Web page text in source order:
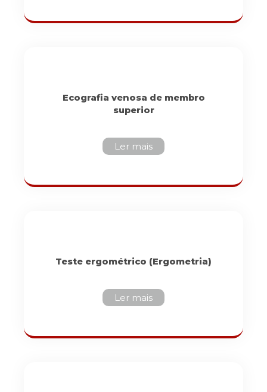
Ecografia venosa de membro
superior
Ler mais
Teste ergométrico (Ergometria)
Ler mais